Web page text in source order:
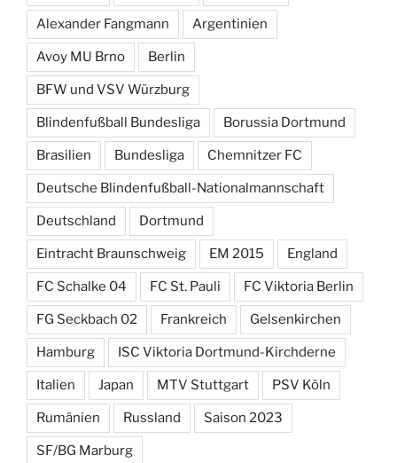
Alexander Fangmann Argentinien
Avoy MU Brno Berlin
BFW und VSV Würzburg
Blindenfußball Bundesliga Borussia Dortmund
Brasilien Bundesliga Chemnitzer FC
Deutsche Blindenfußball-Nationalmannschaft
Deutschland Dortmund
Eintracht Braunschweig EM 2015 England
FC Schalke 04 FC St. Pauli FC Viktoria Berlin
FG Seckbach 02 Frankreich Gelsenkirchen
Hamburg ISC Viktoria Dortmund-Kirchderne
Italien Japan MTV Stuttgart PSV Köln
Rumänien Russland Saison 2023
SF/BG Marburg